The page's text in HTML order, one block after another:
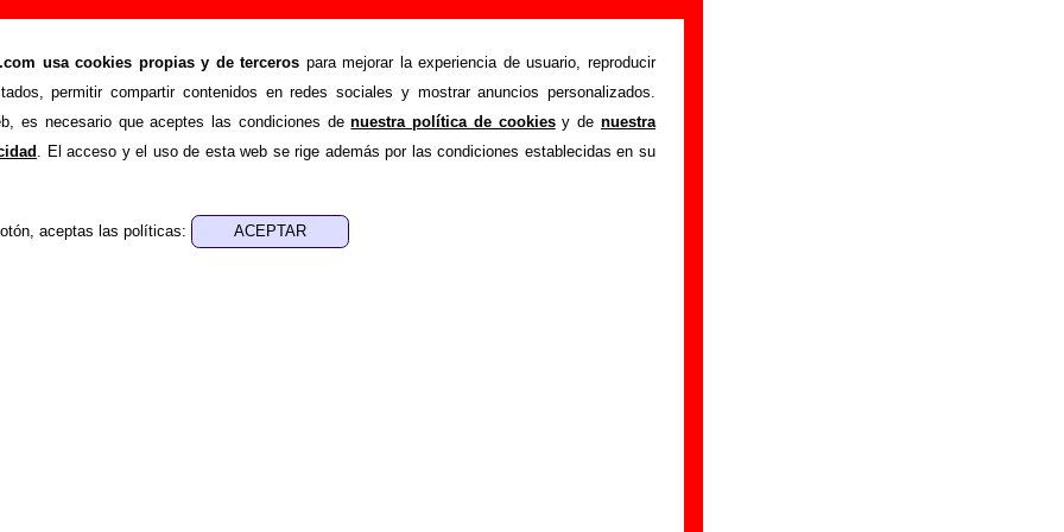
usa cookies propias y de terceros para mejorar la experiencia de usuario, reproducir
permitir compartir contenidos en redes sociales y mostrar anuncios personalizados.
es necesario que aceptes las condiciones denuestra política de cookiesy denuestra
. El acceso y el uso de esta web se rige además por las condiciones establecidas en su
aceptas las políticas:
canción de Sexy Sadie (Letra e información)
>Canciones >Mr. Nobody
recopilar todo tipo de información sobre lacanción "Mr. Nobody" interpretada
de su letra, también aparecerá información sobre el autor o los autores,
los que está incluido este tema, sobre la grabación del mismo, sobre versiones a
.